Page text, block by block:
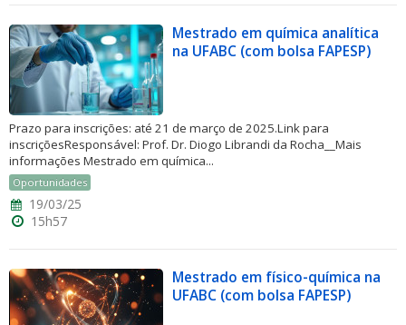
Mestrado em química analítica
na UFABC (com bolsa FAPESP)
Prazo para inscrições: até 21 de março de 2025.Link para
inscriçõesResponsável: Prof. Dr. Diogo Librandi da Rocha__Mais
informações Mestrado em química...
Oportunidades
19/03/25
15h57
Mestrado em físico-química na
UFABC (com bolsa FAPESP)